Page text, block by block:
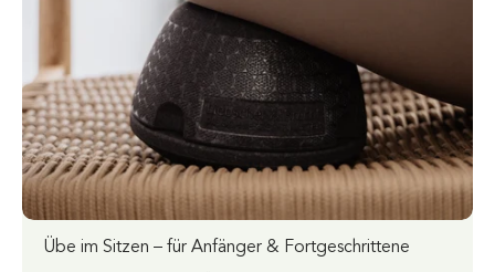
Übe im Sitzen – für Anfänger & Fortgeschrittene